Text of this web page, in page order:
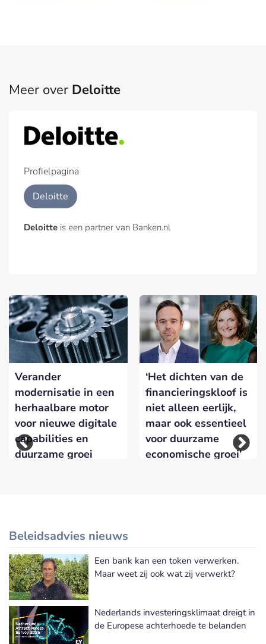
Meer over Deloitte
Profielpagina
Deloitte
Deloitte is een partner van Banken.nl
Verander
modernisatie in een
herhaalbare motor
voor nieuwe digitale
capabilities en
duurzame groei
‘Het dichten van de
financieringskloof is
niet alleen eerlijk,
maar ook essentieel
voor duurzame
economische groei’
Beleidsadvies nieuws
Meer Beleidsadvies nieuws
Een bank kan een token verwerken.
Maar weet zij ook wat zij verwerkt?
Nederlands investeringsklimaat dreigt in
de Europese achterhoede te belanden